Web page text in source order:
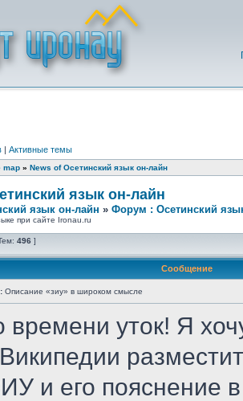
| Активные темы
map » News of Осетинский язык он-лайн
язык он-лайн
язык он-лайн » Форум : Осетинский
при сайте Ironau.ru
496 ]
Сообщение
Описание «зиу» в широком смысле
времени уток! Я
и его пояснение